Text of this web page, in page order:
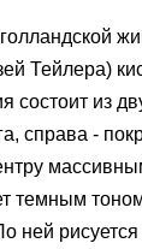
Тейлера)
состоит из
справа -
темным
ней